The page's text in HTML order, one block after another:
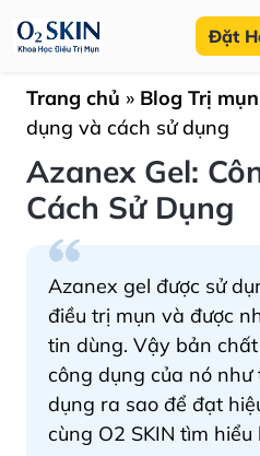
Đặt
Trang chủ » Blog Trị mụn
dụng và cách sử dụng
Azanex Gel:
Cách Sử Dụng
Azanex gel được sử
điều trị mụn và được
tin dùng. Vậy bản
công dụng của nó như
dụng ra sao để đạt
cùng O2 SKIN tìm hiểu